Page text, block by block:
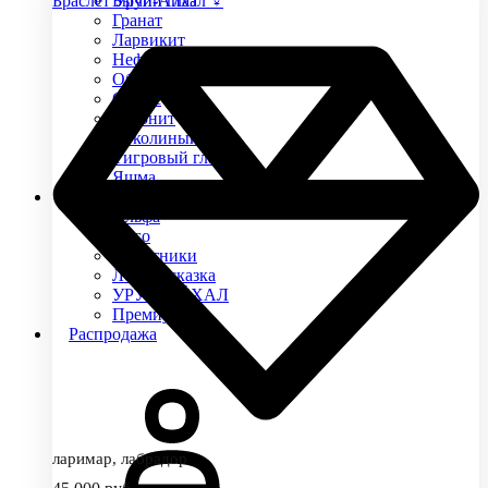
Гранат
Ларвикит
Нефрит
Обсидиан
Оникс
Родонит
Соколиный глаз
Тигровый глаз
Яшма
Альфа
Арго
Защитники
Лесная сказка
УРУЙ-АЙХАЛ
Премиум
Распродажа
ларимар, лабрадор